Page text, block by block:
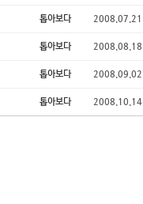
톱아보다 2008.07.21
톱아보다 2008.08.18
톱아보다 2008.09.02
톱아보다 2008.10.14